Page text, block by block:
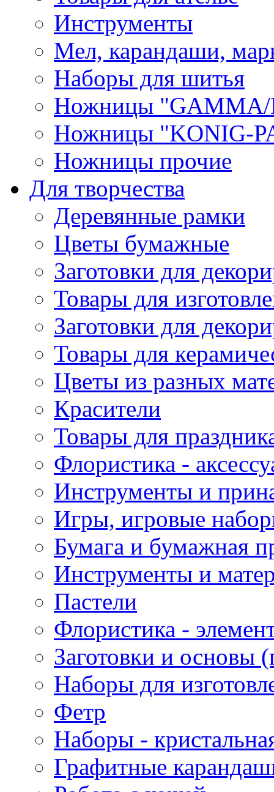
Инструменты
Мел, карандаши,
Наборы для шитья
Ножницы "GAMMA/
Ножницы "KONIG-
Ножницы прочие
Для творчества
Деревянные рамки
Цветы бумажные
Заготовки для
Товары для
Заготовки для
Товары для
Цветы из разных
Красители
Товары для
Флористика -
Инструменты и
Игры, игровые
Бумага и бумажная
Инструменты и
Пастели
Флористика -
Заготовки и основы
Наборы для
Фетр
Наборы -
Графитные